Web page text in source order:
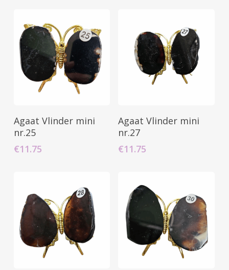
Geen producten in uw winkelwagen.
Go To Shop
Toevoegen Aan
Agaat Vlinder mini
nr.25
€11.75
Toevoegen Aan
Agaat Vlinder mini
nr.27
€11.75